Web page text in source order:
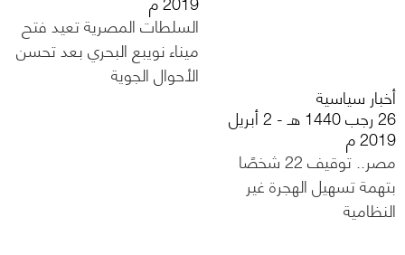
السلطات المصرية تعيد فتح
ميناء نويبع البحري بعد تحسن
الأحوال الجوية
أخبار سياسية
26 رجب 1440 هـ - 2 أبريل
2019 م
مصر.. توقيف 22 شخصًا
بتهمة تسهيل الهجرة غير
النظامية